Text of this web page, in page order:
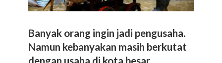
Banyak orang ingin jadi pengusaha.
Namun kebanyakan masih berkutat